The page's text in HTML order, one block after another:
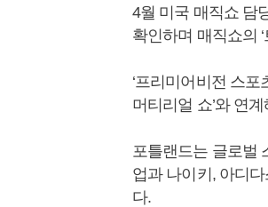
4월 미국 매직쇼 담
확인하며 매직쇼의
‘프리미어비전 스포
머티리얼 쇼’와 연
포틀랜드는 글로벌
업과 나이키, 아디
다.